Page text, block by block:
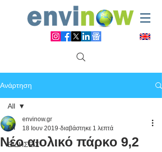
Ανάρτηση
All
ΕΙΔΗΣΕΙΣ
All
Νέο αιολικό πάρκο 9,2
envinow.gr
18 Ιουν 2019 διαβάστηκε 1 λεπτά